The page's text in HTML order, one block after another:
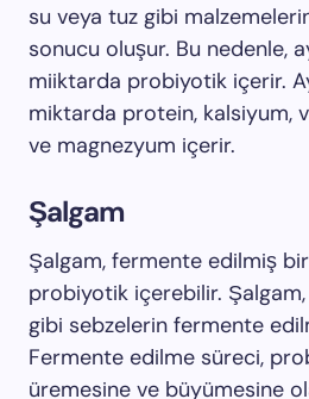
su veya tuz gibi malzemelerin
sonucu oluşur. Bu nedenle,
miiktarda probiyotik içerir.
miktarda protein, kalsiyum,
ve magnezyum içerir.
Şalgam
Şalgam, fermente edilmiş
probiyotik içerebilir.
gibi sebzelerin fermente
Fermente edilme süreci,
üremesine ve büyümesine